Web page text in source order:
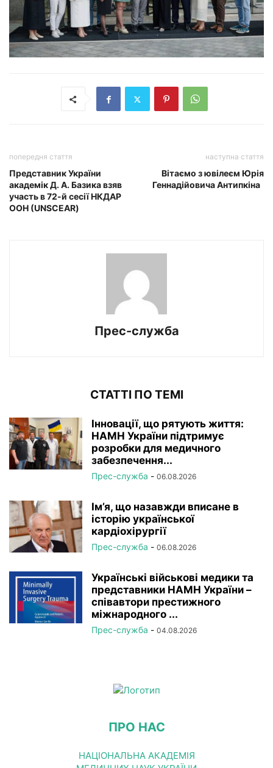
попередня стаття
Представник України
академік Д. А. Базика взяв
участь в 72-й сесії НКДАР
ООН (UNSCEAR)
наступна стаття
Вітаємо з ювілеєм Юрія
Геннадійовича Антипкіна
Прес-служба
СТАТТІ ПО ТЕМІ
Інновації, що рятують життя:
НАМН України підтримує
розробки для медичного
забезпечення...
Прес-служба - 06.08.2026
Ім’я, що назавжди вписане в
історію української
кардіохірургії
Прес-служба - 06.08.2026
Українські військові медики та
представники НАМН України –
співавтори престижного
міжнародного ...
Прес-служба - 04.08.2026
ПРО НАС
НАЦІОНАЛЬНА АКАДЕМІЯ